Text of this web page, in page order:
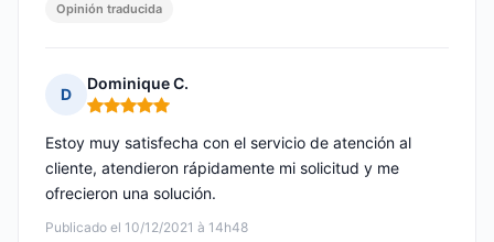
Opinión traducida
D
Dominique C.
Nota: 5 de 5
Publicado el 10/12/2021 à 14h48
Estoy muy satisfecha con el servicio de atención al
cliente, atendieron rápidamente mi solicitud y me
ofrecieron una solución.